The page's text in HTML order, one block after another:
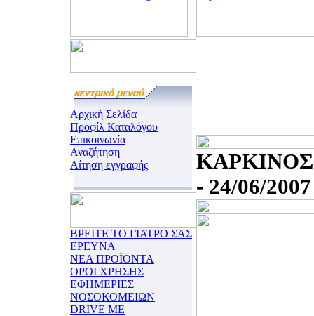
Αρχική Σελίδα
Προφίλ Καταλόγου
Επικοινωνία
Αναζήτηση
Αίτηση εγγραφής
ΒΡΕΙΤΕ ΤΟ ΓΙΑΤΡΟ ΣΑΣ
ΕΡΕΥΝΑ
ΝΕΑ ΠΡΟΪΟΝΤΑ
ΟΡΟΙ ΧΡΗΣΗΣ
ΕΦΗΜΕΡΙΕΣ
ΝΟΣΟΚΟΜΕΙΩΝ
DRIVE ME
- 24/06/2007